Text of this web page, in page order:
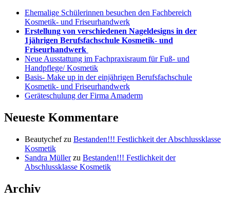
Ehemalige Schülerinnen besuchen den Fachbereich
Kosmetik- und Friseurhandwerk
Erstellung von verschiedenen Nageldesigns in der
1jährigen Berufsfachschule Kosmetik- und
Friseurhandwerk
Neue Ausstattung im Fachpraxisraum für Fuß- und
Handpflege/ Kosmetik
Basis- Make up in der einjährigen Berufsfachschule
Kosmetik- und Friseurhandwerk
Geräteschulung der Firma Amaderm
Neueste Kommentare
Beautychefzu Bestanden!!! Festlichkeit der Abschlussklasse
Kosmetik
Sandra Müllerzu Bestanden!!! Festlichkeit der
Abschlussklasse Kosmetik
Archiv